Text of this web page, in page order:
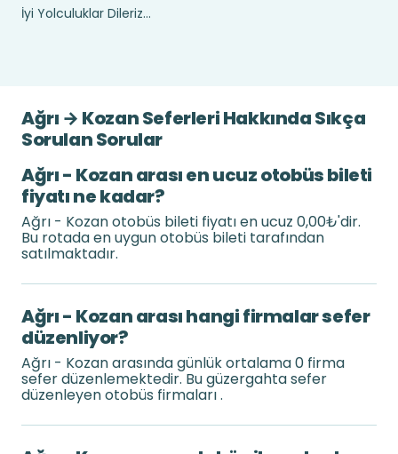
İyi Yolculuklar Dileriz...
Ağrı → Kozan Seferleri Hakkında Sıkça
Sorulan Sorular
Ağrı - Kozan arası en ucuz otobüs bileti
fiyatı ne kadar?
Ağrı - Kozan otobüs bileti fiyatı en ucuz 0,00₺'dir.
Bu rotada en uygun otobüs bileti tarafından
satılmaktadır.
Ağrı - Kozan arası hangi firmalar sefer
düzenliyor?
Ağrı - Kozan arasında günlük ortalama 0 firma
sefer düzenlemektedir. Bu güzergahta sefer
düzenleyen otobüs firmaları .